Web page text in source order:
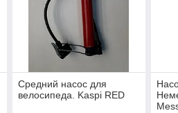
Средний насос для
велосипеда. Kaspi RED